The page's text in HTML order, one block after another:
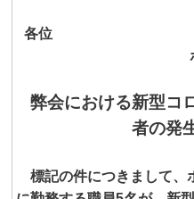
各位
弊会における新型コ
者の発
標記の件につきまして、